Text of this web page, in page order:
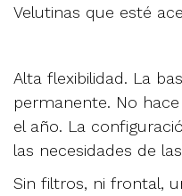
Velutinas que esté
Alta flexibilidad. La
permanente. No
el año. La
las necesidades de
Sin filtros, ni frontal,